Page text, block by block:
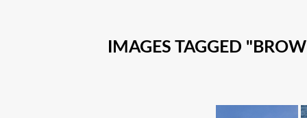
IMAGES TAGGED